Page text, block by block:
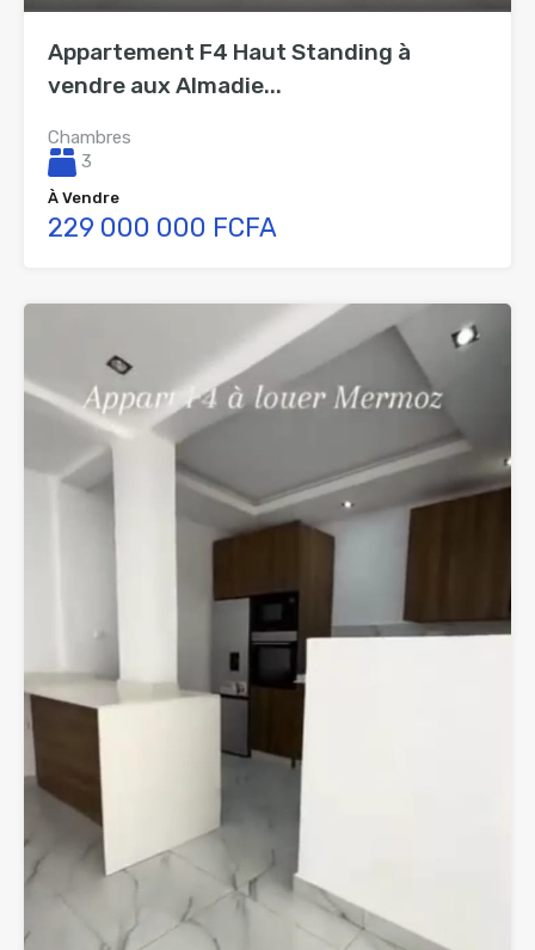
Appartement F4 Haut Standing à
vendre aux Almadie...
Chambres
3
À Vendre
229 000 000 FCFA